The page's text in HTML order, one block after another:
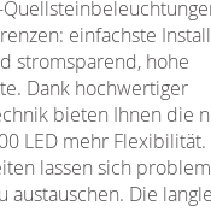
einfachste
stromsparend, hohe
Dank hochwertiger
bieten Ihnen die
LED mehr Flexibilität.
lassen sich
austauschen. Die